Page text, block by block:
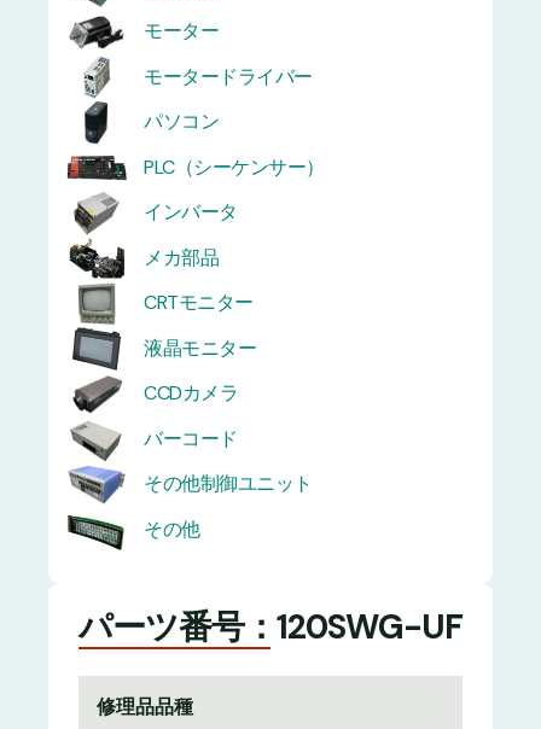
モーター
モータードライバー
パソコン
PLC（シーケンサー）
インバータ
メカ部品
CRTモニター
液晶モニター
CCDカメラ
バーコード
その他制御ユニット
その他
パーツ番号：120SWG-UF
修理品品種